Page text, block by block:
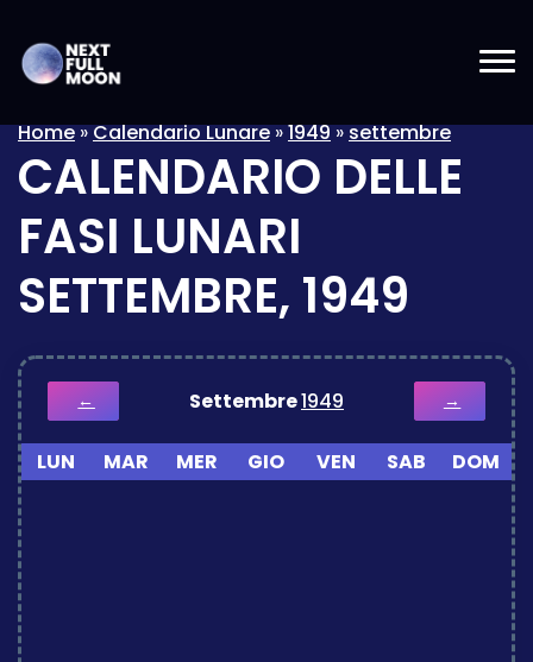
Home»Calendario Lunare»1949»settembre
CALENDARIO DELLE
FASI LUNARI
SETTEMBRE, 1949
← Settembre1949 →
LUN MAR MER GIO VEN SAB DOM